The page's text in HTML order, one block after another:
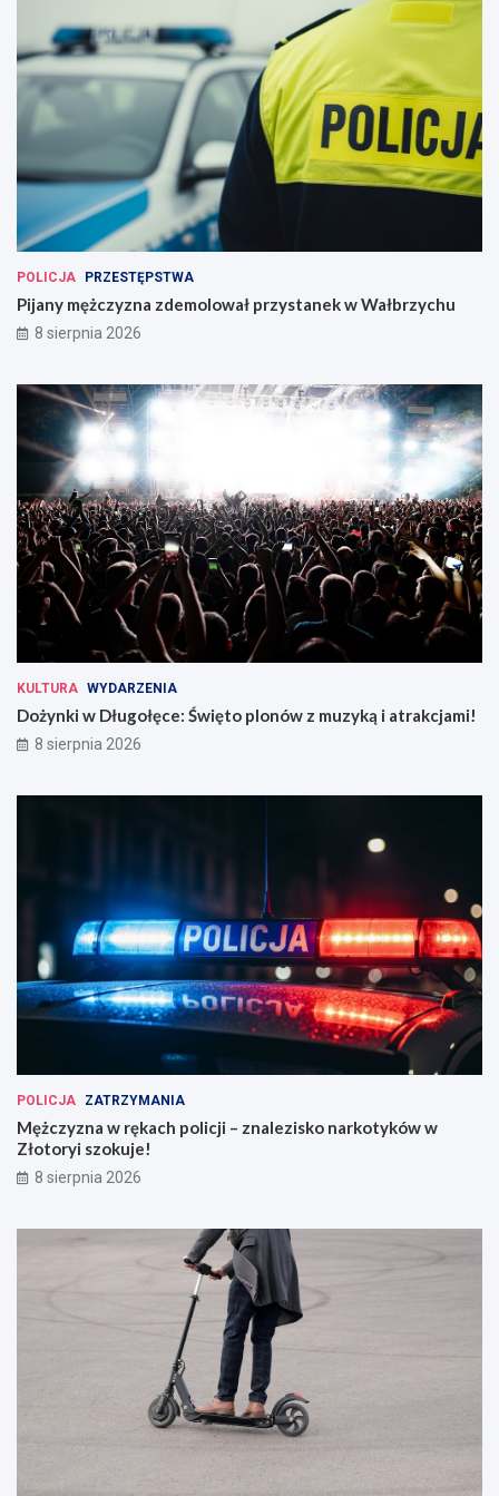
POLICJA PRZESTĘPSTWA
Pijany mężczyzna zdemolował przystanek w Wałbrzychu
8 sierpnia 2026
KULTURA WYDARZENIA
Dożynki w Długołęce: Święto plonów z muzyką i atrakcjami!
8 sierpnia 2026
POLICJA ZATRZYMANIA
Mężczyzna w rękach policji – znalezisko narkotyków w
Złotoryi szokuje!
8 sierpnia 2026